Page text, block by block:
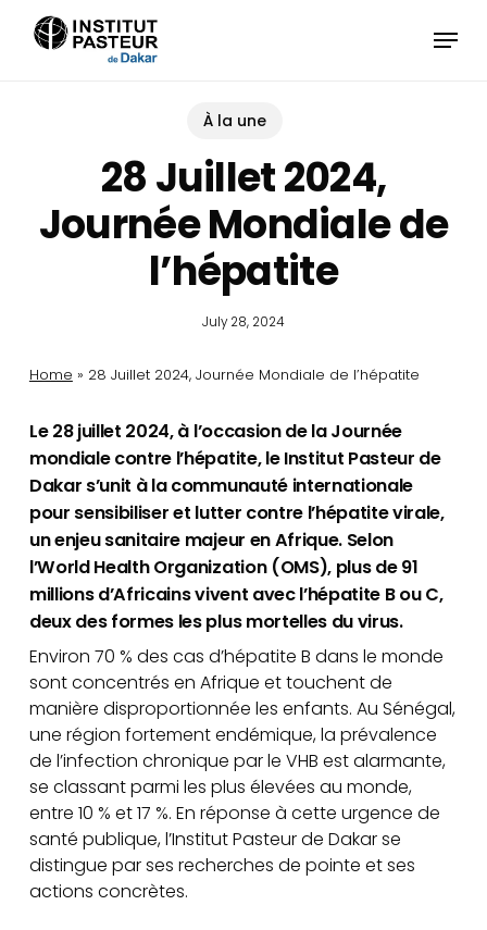
Menu
À la une
28 Juillet 2024,
Journée Mondiale de
l’hépatite
July 28, 2024
Home » 28 Juillet 2024, Journée Mondiale de l’hépatite
Le 28 juillet 2024, à l’occasion de la Journée
mondiale contre l’hépatite, le Institut Pasteur de
Dakar s’unit à la communauté internationale
pour sensibiliser et lutter contre l’hépatite virale,
un enjeu sanitaire majeur en Afrique. Selon
l’World Health Organization (OMS), plus de 91
millions d’Africains vivent avec l’hépatite B ou C,
deux des formes les plus mortelles du virus.
Environ 70 % des cas d’hépatite B dans le monde
sont concentrés en Afrique et touchent de
manière disproportionnée les enfants. Au Sénégal,
une région fortement endémique, la prévalence
de l’infection chronique par le VHB est alarmante,
se classant parmi les plus élevées au monde,
entre 10 % et 17 %. En réponse à cette urgence de
santé publique, l’Institut Pasteur de Dakar se
distingue par ses recherches de pointe et ses
actions concrètes.